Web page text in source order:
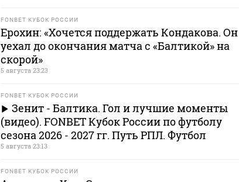
FONBET КУБОК РОССИИ
Ерохин: «Хочется поддержать Кондакова. Он
уехал до окончания матча с «Балтикой» на
скорой»
5 августа 23:23
FONBET КУБОК РОССИИ
Зенит - Балтика. Гол и лучшие моменты
(видео). FONBET Кубок России по футболу
сезона 2026 - 2027 гг. Путь РПЛ. Футбол
5 августа 23:13
FONBET КУБОК РОССИИ